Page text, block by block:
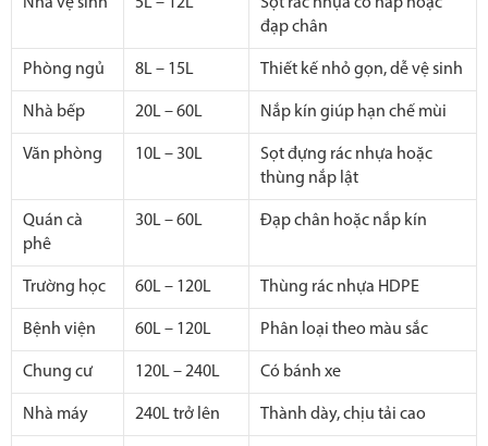
đạp chân
Phòng ngủ 8L – 15L Thiết kế nhỏ gọn, dễ vệ sinh
Nhà bếp 20L – 60L Nắp kín giúp hạn chế mùi
Văn phòng 10L – 30L
Sọt đựng rác nhựa hoặc
thùng nắp lật
Quán cà
phê
30L – 60L Đạp chân hoặc nắp kín
Trường học 60L – 120L Thùng rác nhựa HDPE
Bệnh viện 60L – 120L Phân loại theo màu sắc
Chung cư 120L – 240L Có bánh xe
Nhà máy 240L trở lên Thành dày, chịu tải cao